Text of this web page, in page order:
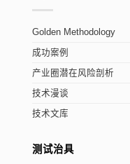
Golden Methodology
成功案例
产业圈潜在风险剖析
技术漫谈
技术文库
测试治具